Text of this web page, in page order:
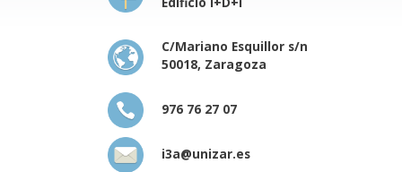
C/Mariano Esquillor s/n
50018, Zaragoza
976 76 27 07
i3a@unizar.es